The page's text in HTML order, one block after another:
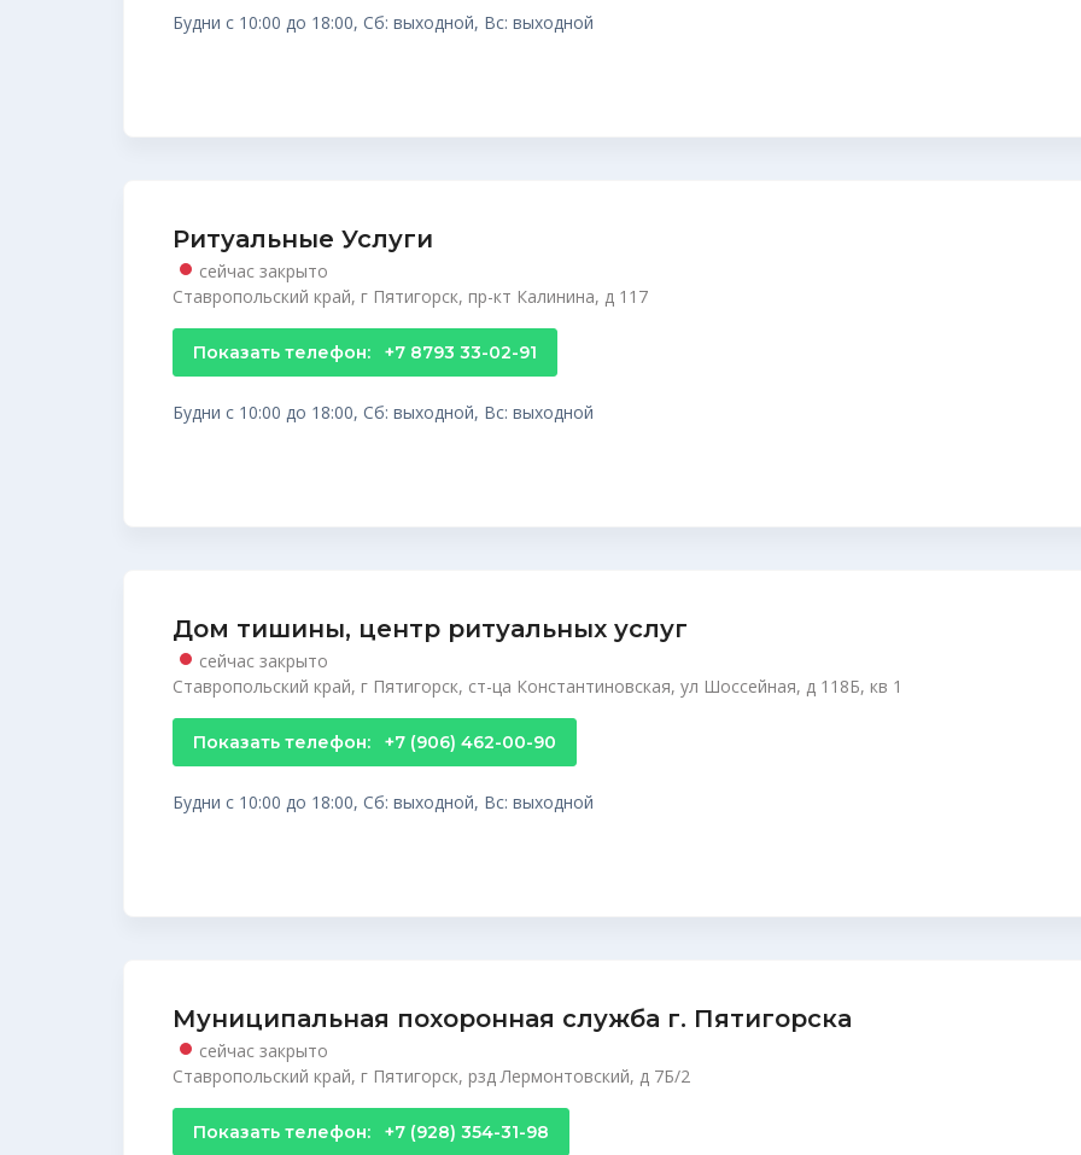
Будни с 10:00 до 18:00, Сб: выходной, Вс: выходной
Ритуальные Услуги
сейчас закрыто
Ставропольский край, г Пятигорск, пр-кт Калинина, д 117
Показать телефон: +7 8793 33-02-91
Будни с 10:00 до 18:00, Сб: выходной, Вс: выходной
Дом тишины, центр ритуальных услуг
сейчас закрыто
Ставропольский край, г Пятигорск, ст-ца Константиновская, ул Шоссейная, д 118Б, кв 1
Показать телефон: +7 (906) 462-00-90
Будни с 10:00 до 18:00, Сб: выходной, Вс: выходной
Муниципальная похоронная служба г. Пятигорска
сейчас закрыто
Ставропольский край, г Пятигорск, рзд Лермонтовский, д 7Б/2
Показать телефон: +7 (928) 354-31-98